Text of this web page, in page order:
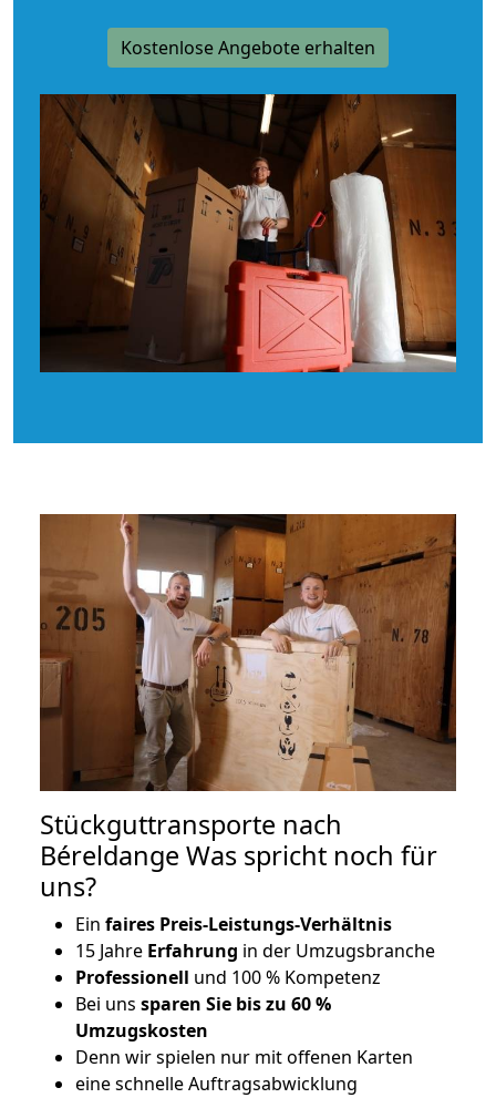
Kostenlose Angebote erhalten
Stückguttransporte nach
Béreldange Was spricht noch für
uns?
Ein faires Preis-Leistungs-Verhältnis
15 Jahre Erfahrung in der Umzugsbranche
Professionell und 100 % Kompetenz
Bei uns sparen Sie bis zu 60 %
Umzugskosten
Denn wir spielen nur mit offenen Karten
eine schnelle Auftragsabwicklung